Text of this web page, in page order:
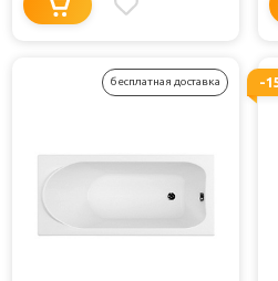
бесплатная доставка -